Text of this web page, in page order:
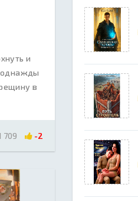
и
однажды
в
709 -2